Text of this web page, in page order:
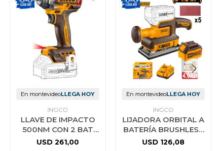
En montevideoLLEGA HOY
INGCO
LLAVE DE IMPACTO
500NM CON 2 BAT
CARGADOR MALETIN
USD 261,00
En montevideoLLEGA HOY
INGCO
LIJADORA ORBITAL A
BATERÍA BRUSHLESS
MOTOR 20V P20S
USD 126,08